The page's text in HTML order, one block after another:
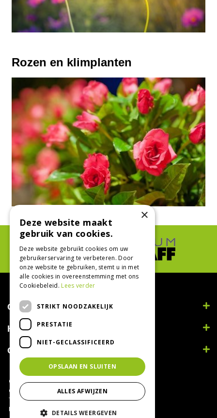
Rozen en klimplanten
Contact
Handig
Openingstijden
© Tuincentrum Bodenstaff 2022
Green Solutions
Tuincentrum Overzicht
Privacy Policy
×
Deze website maakt
gebruik van cookies.
Deze website gebruikt cookies om uw
gebruikerservaring te verbeteren. Door
onze website te gebruiken, stemt u in met
alle cookies in overeenstemming met ons
Cookiebeleid. Lees verder
STRIKT NOODZAKELIJK
PRESTATIE
NIET-GECLASSIFICEERD
OPSLAAN EN SLUITEN
ALLES AFWIJZEN
DETAILS WEERGEVEN